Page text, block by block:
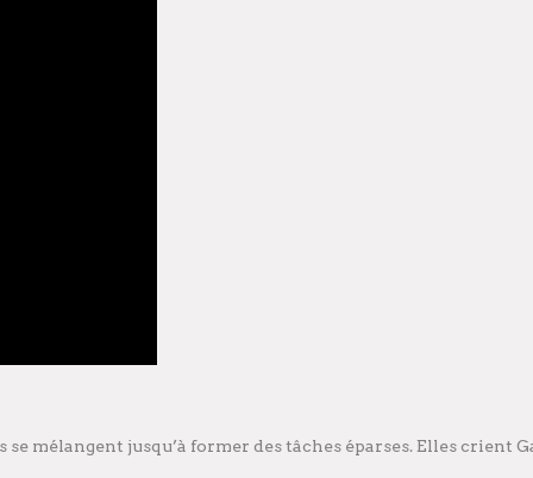
mélangent jusqu’à former des tâches éparses. Elles crient